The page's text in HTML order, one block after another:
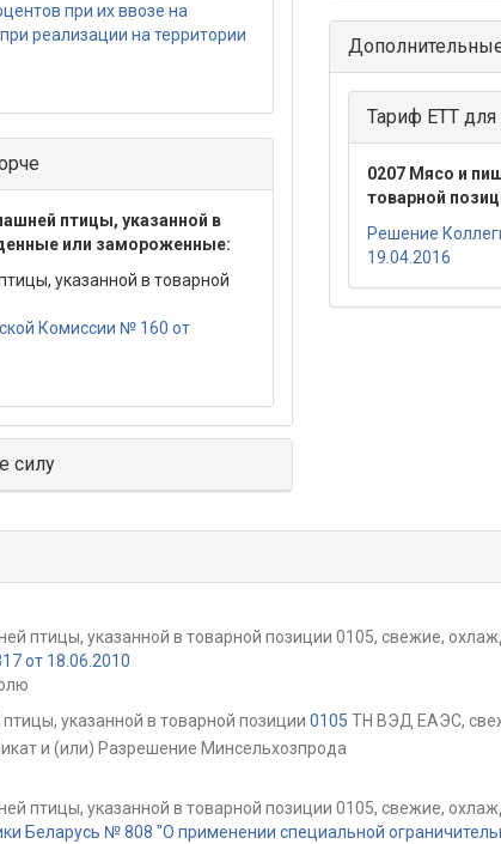
при их ввозе на
реализации на территории
птицы, указанной в
или замороженные:
указанной в товарной
Комиссии № 160 от
силу
Тариф ЕТТ
0207 Мясо и
товарной
Решение
19.04.2016
птицы, указанной в товарной позиции 0105, свежие,
от 18.06.2010
указанной в товарной позиции 0105 ТН ВЭД ЕАЭС,
и (или) Разрешение Минсельхозпрода
птицы, указанной в товарной позиции 0105, свежие,
Беларусь № 808 "О применении специальной